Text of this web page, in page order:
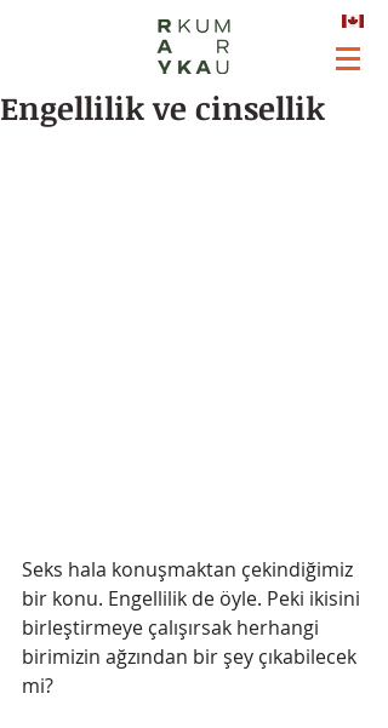
Engellilik ve cinsellik
Seks hala konuşmaktan çekindiğimiz
bir konu. Engellilik de öyle. Peki ikisini
birleştirmeye çalışırsak herhangi
birimizin ağzından bir şey çıkabilecek
mi?